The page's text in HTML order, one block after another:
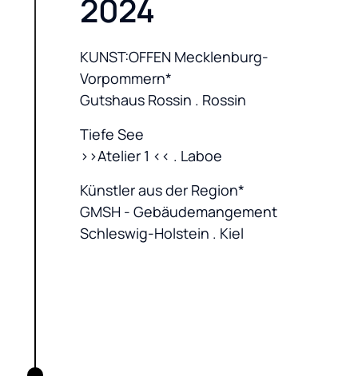
2024
KUNST:OFFEN Mecklenburg-
Vorpommern*
Gutshaus Rossin . Rossin
Tiefe See
>>Atelier 1 << . Laboe
Künstler aus der Region*
GMSH - Gebäudemangement
Schleswig-Holstein . Kiel